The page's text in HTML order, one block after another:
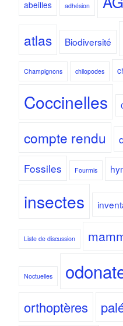
abeilles adhésion
atlas Biodiversité
Champignons chilopodes
Coccinelles
compte rendu
Fossiles Fourmis
insectes
Liste de discussion
Noctuelles
orthoptères